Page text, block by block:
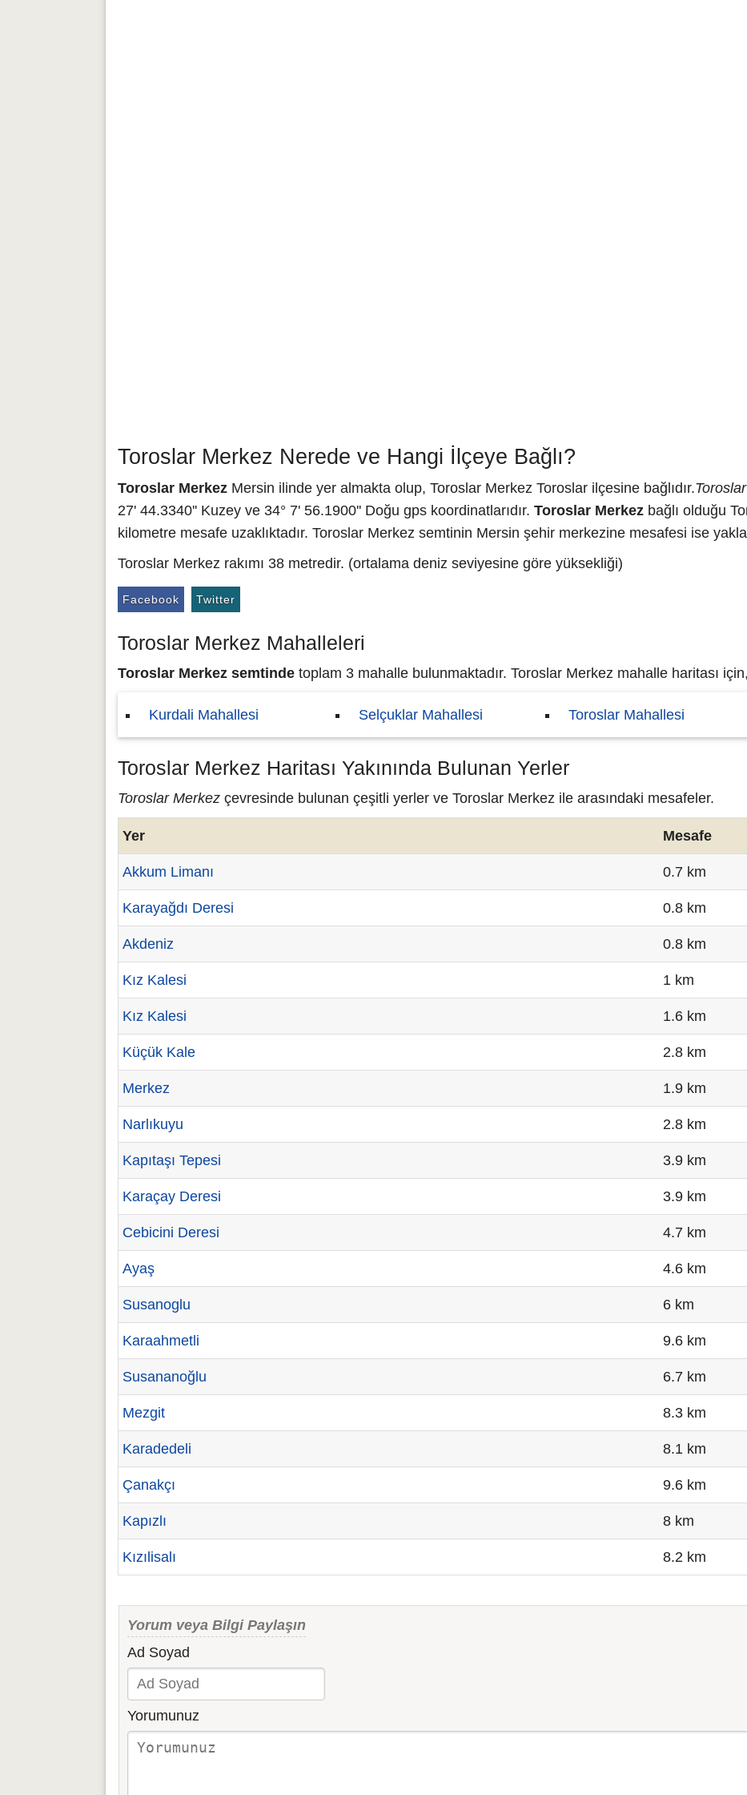
Toroslar Merkez Nerede ve Hangi İlçeye Bağlı?
Toroslar Merkez Mersin ilinde yer almakta olup, Toroslar Merkez Toroslar ilçesine bağlıdır.
27' 44.3340'' Kuzey ve 34° 7' 56.1900'' Doğu gps koordinatlarıdır. Toroslar Merkez bağlı olduğu
kilometre mesafe uzaklıktadır. Toroslar Merkez semtinin Mersin şehir merkezine mesafesi ise
Toroslar Merkez rakımı 38 metredir. (ortalama deniz seviyesine göre yüksekliği)
Facebook Twitter
Toroslar Merkez Mahalleleri
Toroslar Merkez semtinde toplam 3 mahalle bulunmaktadır. Toroslar Merkez mahalle haritası
Kurdali Mahallesi Selçuklar Mahallesi Toroslar Mahallesi
Toroslar Merkez Haritası Yakınında Bulunan Yerler
Toroslar Merkez çevresinde bulunan çeşitli yerler ve Toroslar Merkez ile arasındaki mesafeler.
Yer Mesafe
Akkum Limanı 0.7 km
Karayağdı Deresi 0.8 km
Akdeniz 0.8 km
Kız Kalesi 1 km
Kız Kalesi 1.6 km
Küçük Kale 2.8 km
Merkez 1.9 km
Narlıkuyu 2.8 km
Kapıtaşı Tepesi 3.9 km
Karaçay Deresi 3.9 km
Cebicini Deresi 4.7 km
Ayaş 4.6 km
Susanoglu 6 km
Karaahmetli 9.6 km
Susananoğlu 6.7 km
Mezgit 8.3 km
Karadedeli 8.1 km
Çanakçı 9.6 km
Kapızlı 8 km
Kızılisalı 8.2 km
Yorum veya Bilgi Paylaşın
Ad Soyad
Yorumunuz